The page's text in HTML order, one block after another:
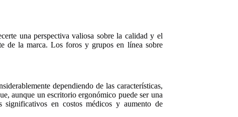
una perspectiva valiosa sobre la calidad y el
de la marca. Los foros y grupos en línea sobre
dependiendo de las características,
aunque un escritorio ergonómico puede ser una
en costos médicos y aumento de